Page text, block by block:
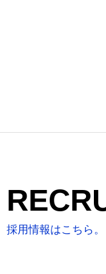
採用情報はこちら。